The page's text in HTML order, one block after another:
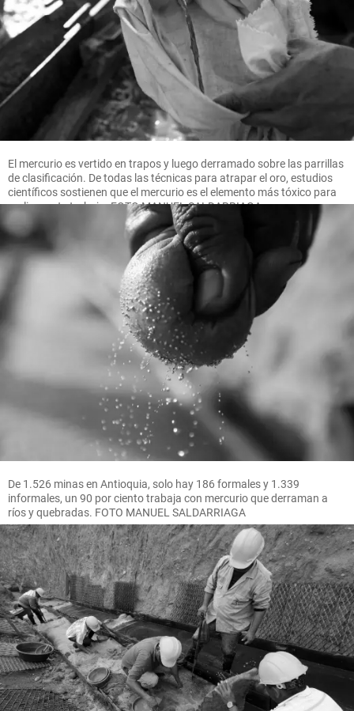
El mercurio es vertido en trapos y luego derramado sobre las parrillas
de clasificación. De todas las técnicas para atrapar el oro, estudios
científicos sostienen que el mercurio es el elemento más tóxico para
realizar este trabajo. FOTO MANUEL SALDARRIAGA
De 1.526 minas en Antioquia, solo hay 186 formales y 1.339
informales, un 90 por ciento trabaja con mercurio que derraman a
ríos y quebradas. FOTO MANUEL SALDARRIAGA